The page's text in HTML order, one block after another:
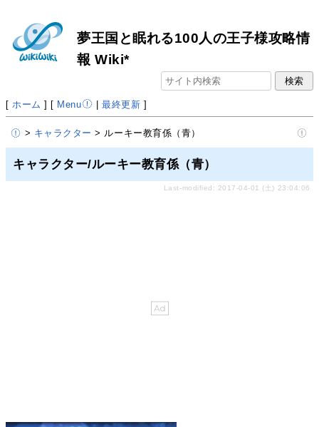
夢王国と眠れる100人の王子様攻略情
報 Wiki*
[ ホーム ] [ Menu |最終更新 ]
> キャラクター > ルーキー教育係（青）
キャラクター/ルーキー教育係（青）
Last-modified: 2017-04-01 (土) 23:04:06